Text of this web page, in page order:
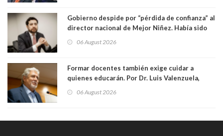
Gobierno despide por “pérdida de confianza” al
director nacional de Mejor Niñez. Había sido
06 August 2026
Formar docentes también exige cuidar a
quienes educarán. Por Dr. Luis Valenzuela,
Académicos U. Católica Silva Henríquez
06 August 2026